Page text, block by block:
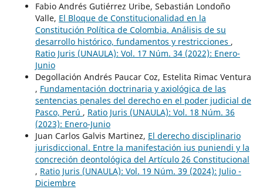
Fabio Andrés Gutiérrez Uribe, Sebastián Londoño
Valle, El Bloque de Constitucionalidad en la
Constitución Política de Colombia. Análisis de su
desarrollo histórico, fundamentos y restricciones ,
Ratio Juris (UNAULA): Vol. 17 Núm. 34 (2022): Enero-
Junio
Degollación Andrés Paucar Coz, Estelita Rimac Ventura
, Fundamentación doctrinaria y axiológica de las
sentencias penales del derecho en el poder judicial de
Pasco, Perú , Ratio Juris (UNAULA): Vol. 18 Núm. 36
(2023): Enero-Junio
Juan Carlos Galvis Martinez, El derecho disciplinario
jurisdiccional. Entre la manifestación ius puniendi y la
concreción deontológica del Artículo 26 Constitucional
, Ratio Juris (UNAULA): Vol. 19 Núm. 39 (2024): Julio -
Diciembre